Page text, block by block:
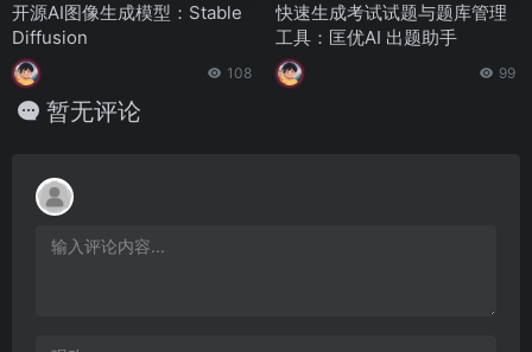
开源AI图像生成模型：Stable
Diffusion
108
快速生成考试试题与题库管理
工具：匡优AI 出题助手
99
暂无评论